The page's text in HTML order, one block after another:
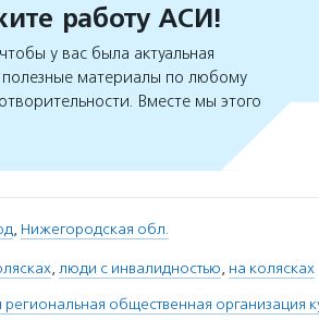
работу АСИ!
у вас была актуальная
материалы по любому
Вместе мы этого
, Нижегородская обл.
, люди с инвалидностью, на колясках
общественная организация